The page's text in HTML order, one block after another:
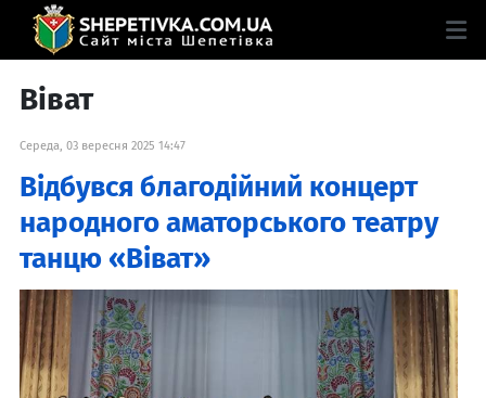
Віват
Середа, 03 вересня 2025 14:47
Відбувся благодійний концерт
народного аматорського театру
танцю «Віват»